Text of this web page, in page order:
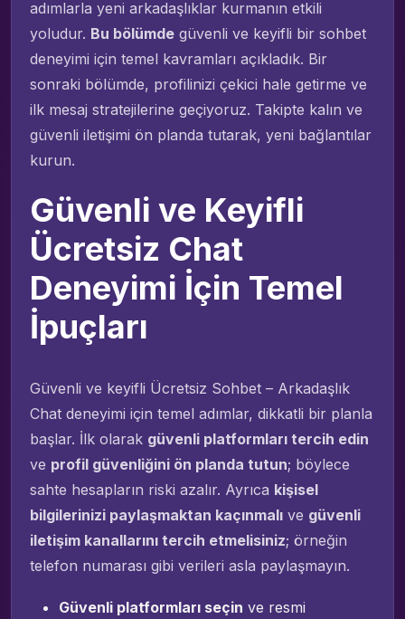
adımlarla yeni arkadaşlıklar kurmanın etkili
yoludur. Bu bölümde güvenli ve keyifli bir sohbet
deneyimi için temel kavramları açıkladık. Bir
sonraki bölümde, profilinizi çekici hale getirme ve
ilk mesaj stratejilerine geçiyoruz. Takipte kalın ve
güvenli iletişimi ön planda tutarak, yeni bağlantılar
kurun.
Güvenli ve Keyifli
Ücretsiz Chat
Deneyimi İçin Temel
İpuçları
Güvenli ve keyifli Ücretsiz Sohbet – Arkadaşlık
Chat deneyimi için temel adımlar, dikkatli bir planla
başlar. İlk olarak güvenli platformları tercih edin
ve profil güvenliğini ön planda tutun; böylece
sahte hesapların riski azalır. Ayrıca kişisel
bilgilerinizi paylaşmaktan kaçınmalı ve güvenli
iletişim kanallarını tercih etmelisiniz; örneğin
telefon numarası gibi verileri asla paylaşmayın.
Güvenli platformları seçin ve resmi